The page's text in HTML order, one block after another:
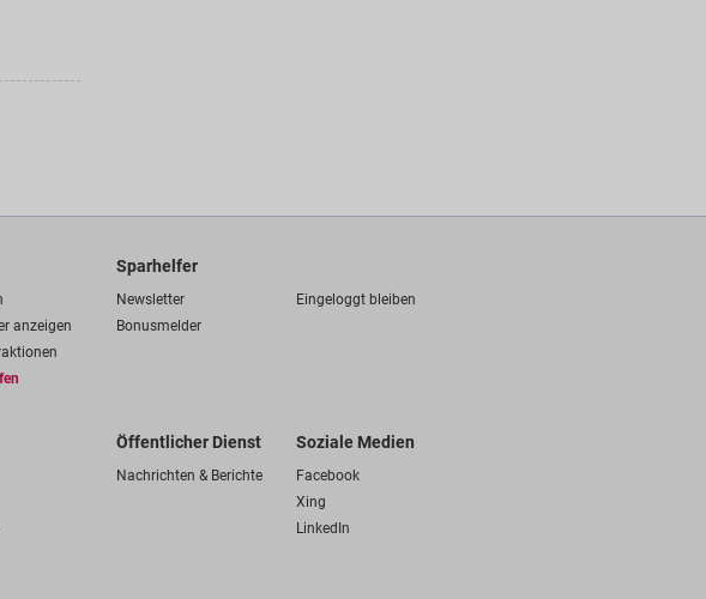
anzeigen
Sparhelfer
Newsletter
Eingeloggt bleiben
Bonusmelder
Öffentlicher Dienst
Nachrichten & Berichte
Soziale Medien
Facebook
Xing
LinkedIn